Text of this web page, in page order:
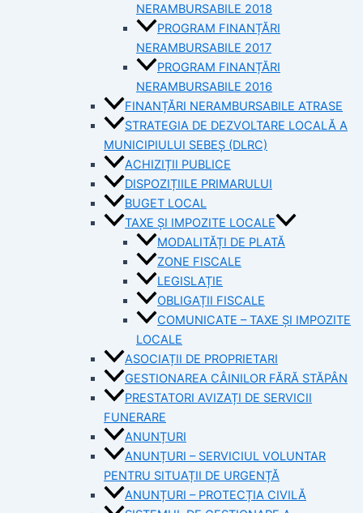
NERAMBURSABILE 2018
PROGRAM FINANȚĂRI
NERAMBURSABILE 2017
PROGRAM FINANȚĂRI
NERAMBURSABILE 2016
FINANȚĂRI NERAMBURSABILE ATRASE
STRATEGIA DE DEZVOLTARE LOCALĂ A
MUNICIPIULUI SEBEȘ (DLRC)
ACHIZIȚII PUBLICE
DISPOZIȚIILE PRIMARULUI
BUGET LOCAL
TAXE ȘI IMPOZITE LOCALE
MODALITĂȚI DE PLATĂ
ZONE FISCALE
LEGISLAȚIE
OBLIGAȚII FISCALE
COMUNICATE – TAXE ȘI IMPOZITE
LOCALE
ASOCIAȚII DE PROPRIETARI
GESTIONAREA CÂINILOR FĂRĂ STĂPÂN
PRESTATORI AVIZAȚI DE SERVICII
FUNERARE
ANUNȚURI
ANUNȚURI – SERVICIUL VOLUNTAR
PENTRU SITUAȚII DE URGENȚĂ
ANUNȚURI – PROTECȚIA CIVILĂ